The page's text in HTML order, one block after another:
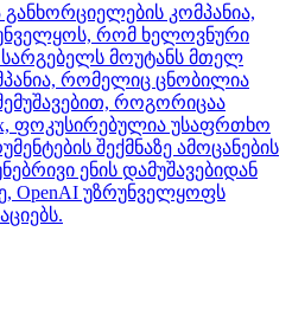
კომპანია,
რომ ხელოვნური
მოუტანს მთელ
რომელიც ცნობილია
როგორიცაა
ფოკუსირებულია უსაფრთხო
შექმნაზე ამოცანების
ენის დამუშავებიდან
OpenAI უზრუნველყოფს